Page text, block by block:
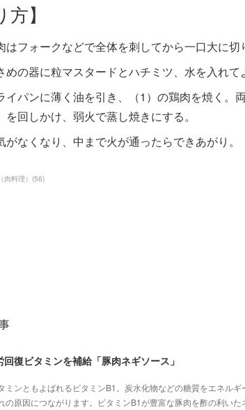
方】
はフォークなどで全体を刺してから一口大に切
めの器に粒マスタードとハチミツ、水を入れて
イパンに薄く油を引き、（1）の鶏肉を焼く
を回しかけ、弱火で蒸し焼きにする。
がなくなり、中まで火が通ったらできあがり。
料理） (56)
回復ビタミンを補給「豚肉ネギソース」
ミンともよばれるビタミンB1。炭水化物などの糖質をエネル
の原因につながります。ビタミンB1が豊富な豚肉を酢の利いた